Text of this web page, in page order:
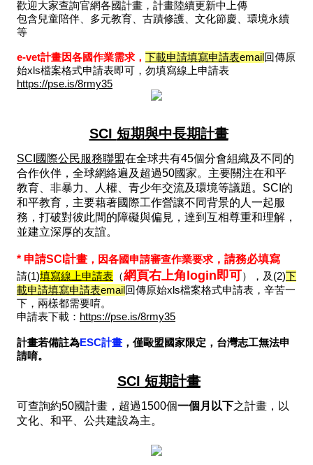
歡迎大家查詢官網各國計畫，計畫陸續更新中上傳
包含兒童陪伴、多元教育、古蹟修護、文化節慶、環境永續
等
e-vet計畫因各國作業需求， 下載申請填寫申請表email回傳原
始xls檔案格式申請表即可 ，勿填寫線上申請表
https://pse.is/8rmy35
SCI 短期與中長期計畫
SCI國際公民服務聯盟在全球共有45個分會組織及不同的
合作伙伴，全球網絡遍及超過50國家。主要關注在和平
教育、非暴力、人權、青少年交流及環境等議題。SCI的
和平教育，主要藉著國際工作營讓不同背景的人一起服
務，打破對彼此間的障礙與偏見，達到互相尊重和理解，
並建立深厚的友誼。
* 申請SCI計畫 ，因各國申請審查作業要求 ，請務必填寫
請(1)填寫線上申請表 （網頁右上角login即可） ，及(2)下
載申請填寫申請表email回傳原始xls檔案格式申請表，辛苦一
下，兩樣都需要唷。
申請表下載： https://pse.is/8rmy35
計畫若備註為ESC計畫 ，僅毆盟國家限定，台灣志工無法申
請唷。
SCI 短期計畫
可查詢約50國計畫，超過1500個一個月以下之計畫，以
文化、和平、公共建設為主。